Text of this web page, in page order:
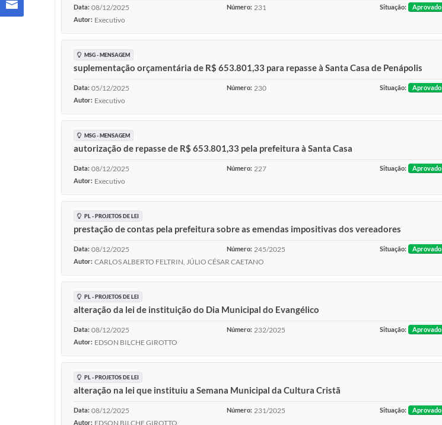
Data: 08/12/2025 Número: 231 Situação:
Aprovado
Autor: Executivo
MSG - MENSAGEM
suplementação orçamentária de R$ 653.801,33 para repasse à Santa Casa de Penápolis
Data: 05/12/2025 Número: 230 Situação:
Aprovado
Autor: Executivo
MSG - MENSAGEM
autorização de repasse de R$ 653.801,33 pela prefeitura à Santa Casa
Data: 08/12/2025 Número: 227 Situação:
Aprovado
Autor: Executivo
PL - PROJETOS DE LEI
prestação de contas pela prefeitura sobre as emendas impositivas dos vereadores
Data: 08/12/2025 Número: 245/2025 Situação:
Aprovado
Autor: CARLOS ALBERTO FELTRIN, JÚLIO CÉSAR CAETANO
PL - PROJETOS DE LEI
alteração da lei de instituição do Dia Municipal do Evangélico
Data: 08/12/2025 Número: 232/2025 Situação:
Aprovado
Autor: EDSON BILCHE GIROTTO
PL - PROJETOS DE LEI
alteração na lei que instituiu a Semana Municipal da Cultura Cristã
Data: 08/12/2025 Número: 231/2025 Situação:
Aprovado
Autor: EDSON BILCHE GIROTTO